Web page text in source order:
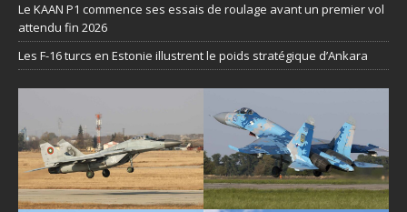
Le KAAN P1 commence ses essais de roulage avant un premier vol
attendu fin 2026
Les F-16 turcs en Estonie illustrent le poids stratégique d’Ankara